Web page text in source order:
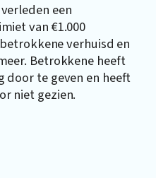
een
van €1.000
verhuisd en
Betrokkene heeft
door te geven en heeft
niet gezien.